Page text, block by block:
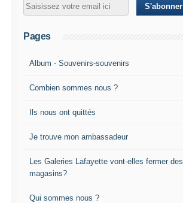
Pages
Album - Souvenirs-souvenirs
Combien sommes nous ?
Ils nous ont quittés
Je trouve mon ambassadeur
Les Galeries Lafayette vont-elles fermer des
magasins?
Qui sommes nous ?